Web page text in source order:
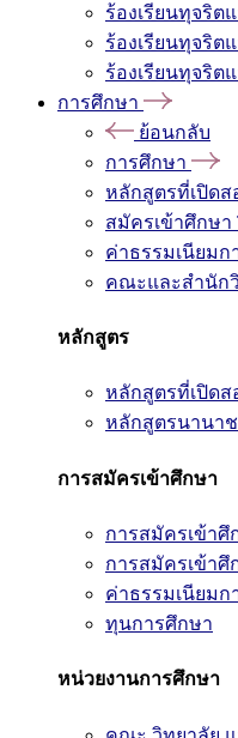
ร้องเรียนทุจริต
ร้องเรียนทุจริต
ร้องเรียนทุจริต
การศึกษา
ย้อนกลับ
การศึกษา
หลักสูตรที่เปิดส
สมัครเข้าศึกษา
ค่าธรรมเนียมก
คณะและสำนัก
หลักสูตร
หลักสูตรที่เปิดส
หลักสูตรนานา
การสมัครเข้าศึกษา
การสมัครเข้า
การสมัครเข้า
ค่าธรรมเนียมก
ทุนการศึกษา
หน่วยงานการศึกษา